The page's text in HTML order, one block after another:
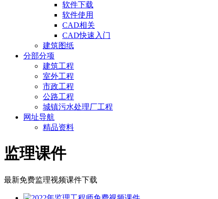
软件下载
软件使用
CAD相关
CAD快速入门
建筑图纸
分部分项
建筑工程
室外工程
市政工程
公路工程
城镇污水处理厂工程
网址导航
精品资料
监理课件
最新免费监理视频课件下载